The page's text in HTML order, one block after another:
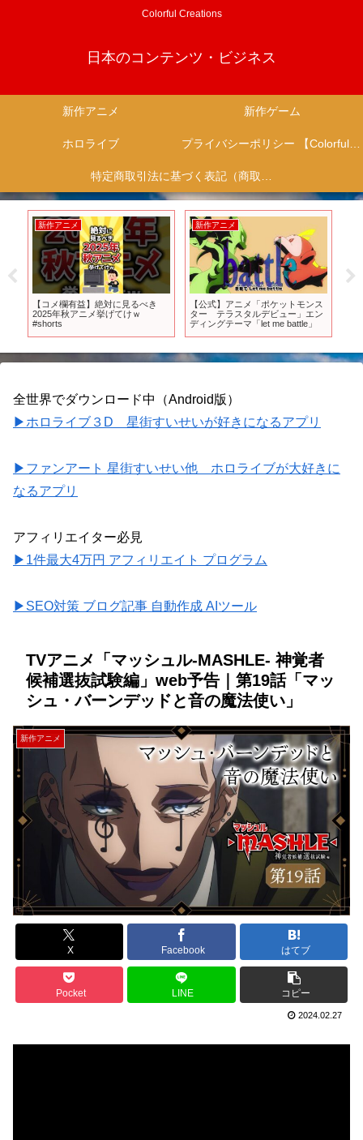
Colorful Creations
日本のコンテンツ・ビジネス
新作アニメ 新作ゲーム
ホロライブ プライバシーポリシー 【Colorful Creation】
特定商取引法に基づく表記（商取引に関する開示）
新作アニメ
【コメ欄有益】絶対に見るべき
2025年秋アニメ挙げてけｗ
#shorts
新作アニメ
【公式】アニメ「ポケットモンス
ター テラスタルデビュー」エン
ディングテーマ「let me battle」
全世界でダウンロード中（Android版）
▶ホロライブ３D 星街すいせいが好きになるアプリ
▶ファンアート 星街すいせい他 ホロライブが大好きに
なるアプリ
アフィリエイター必見
▶1件最大4万円 アフィリエイト プログラム
▶SEO対策 ブログ記事 自動作成 AIツール
TVアニメ「マッシュル-MASHLE- 神覚者
候補選抜試験編」web予告｜第19話「マッ
シュ・バーンデッドと音の魔法使い」
新作アニメ
X Facebook はてブ
Pocket LINE コピー
2024.02.27